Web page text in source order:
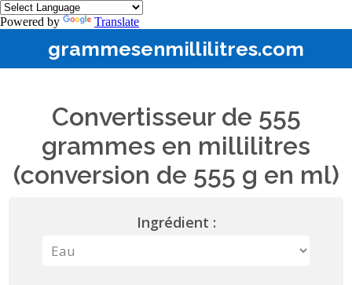
Powered by Translate
grammesenmillilitres.com
Convertisseur de 555
grammes en millilitres
(conversion de 555 g en ml)
Ingrédient :